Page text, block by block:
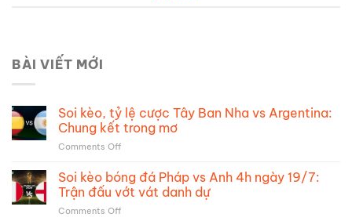
BÀI VIẾT MỚI
Soi kèo, tỷ lệ cược Tây Ban Nha vs Argentina:
Chung kết trong mơ
Comments Offon
kèo,
tỷ
lệ
cược
Soi kèo bóng đá Pháp vs Anh 4h ngày 19/7:
Trận đấu vớt vát danh dự
Comments Offon